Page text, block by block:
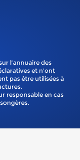
l’annuaire des
et n’ont
pas être utilisées à
responsable en cas